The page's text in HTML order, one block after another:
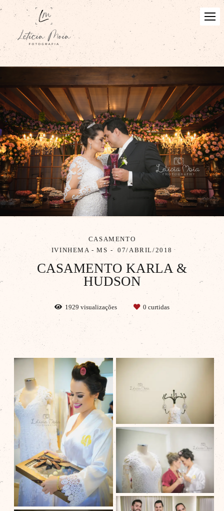
CASAMENTO
IVINHEMA - MS
07/ABRIL/2018
CASAMENTO KARLA &
HUDSON
1929 visualizações 0 curtidas